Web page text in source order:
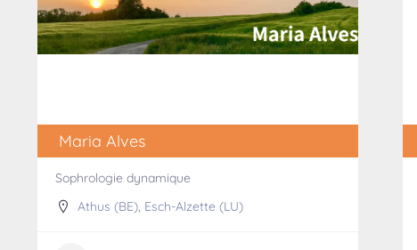
Maria Alves
Sophrologie dynamique
Athus (BE), Esch-Alzette (LU)